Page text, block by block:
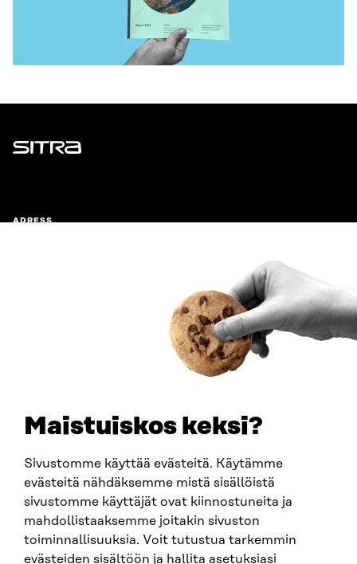
Maistuiskos keksi?
Sivustomme käyttää evästeitä. Käytämme
evästeitä nähdäksemme mistä sisällöistä
sivustomme käyttäjät ovat kiinnostuneita ja
mahdollistaaksemme joitakin sivuston
toiminnallisuuksia. Voit tutustua tarkemmin
evästeiden sisältöön ja hallita asetuksiasi
Sitra
ADRESS
fornamn.efternamn@sitra.fi
SITRA PÅ SOCIALA MEDIER
LinkedIn
Instagram